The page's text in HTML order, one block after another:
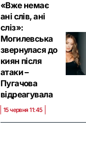
«Вже немає
ані слів, ані
сліз»:
Могилевська
звернулася до
киян після
атаки –
Пугачова
відреагувала
15 червня 11:45